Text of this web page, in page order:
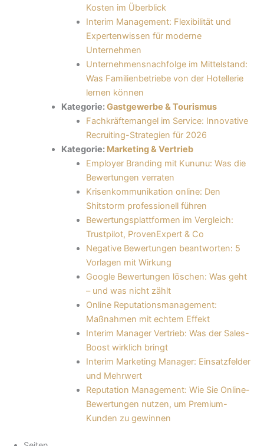
Kosten im Überblick
Interim Management: Flexibilität und
Expertenwissen für moderne
Unternehmen
Unternehmensnachfolge im Mittelstand:
Was Familienbetriebe von der Hotellerie
lernen können
Kategorie:Gastgewerbe & Tourismus
Fachkräftemangel im Service: Innovative
Recruiting-Strategien für 2026
Kategorie: Marketing & Vertrieb
Employer Branding mit Kununu: Was die
Bewertungen verraten
Krisenkommunikation online: Den
Shitstorm professionell führen
Bewertungsplattformen im Vergleich:
Trustpilot, ProvenExpert & Co
Negative Bewertungen beantworten: 5
Vorlagen mit Wirkung
Google Bewertungen löschen: Was geht
– und was nicht zählt
Online Reputationsmanagement:
Maßnahmen mit echtem Effekt
Interim Manager Vertrieb: Was der Sales-
Boost wirklich bringt
Interim Marketing Manager: Einsatzfelder
und Mehrwert
Reputation Management: Wie Sie Online-
Bewertungen nutzen, um Premium-
Kunden zu gewinnen